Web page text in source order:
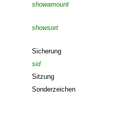
showamount
showsort
Sicherung
sid
Sitzung
Sonderzeichen